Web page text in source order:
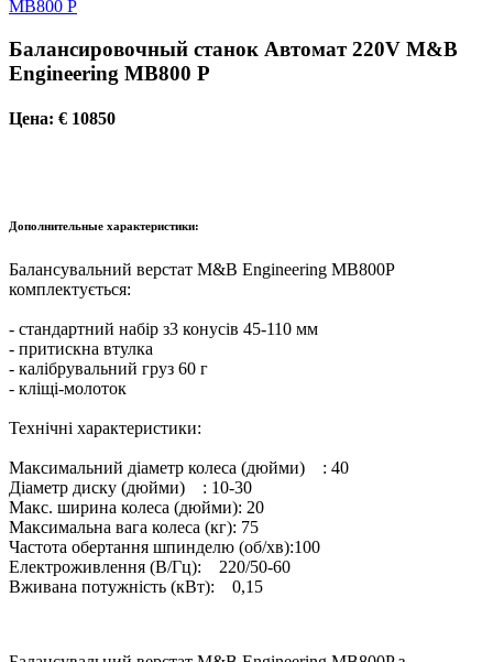
Балансировочный станок Автомат 220V M&B
Engineering MB800 P
Цена: € 10850
Дополнительные характеристики:
Балансувальний верстат M&B Engineering MB800P
комплектується:
- стандартний набір з3 конусів 45-110 мм
- притискна втулка
- калібрувальний груз 60 г
- кліщі-молоток
Технічні характеристики:
Максимальний діаметр колеса (дюйми) : 40
Діаметр диску (дюйми) : 10-30
Макс. ширина колеса (дюйми): 20
Максимальна вага колеса (кг): 75
Частота обертання шпинделю (об/хв):100
Електроживлення (В/Гц): 220/50-60
Вживана потужність (кВт): 0,15